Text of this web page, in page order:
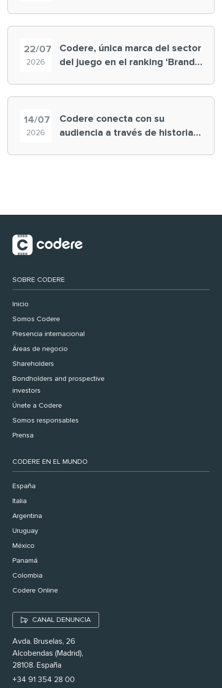
22/07
2026
Codere, única marca del sector
del juego en el ranking ‘Brand
14/07
2026
Codere conecta con su
audiencia a través de historias
SOBRE CODERE
Inicio
Somos Codere
Presencia internacional
Áreas de negocio
Shareholders
Bondholders and prospective
investors
Únete a Codere
Somos responsables
Prensa
CODERE EN EL MUNDO
España
Italia
Argentina
Uruguay
México
Panamá
Colombia
Codere Online
CANAL DENUNCIA
Avda. Bruselas, 26
Alcobendas (Madrid),
28108. España
+34 91 354 28 00